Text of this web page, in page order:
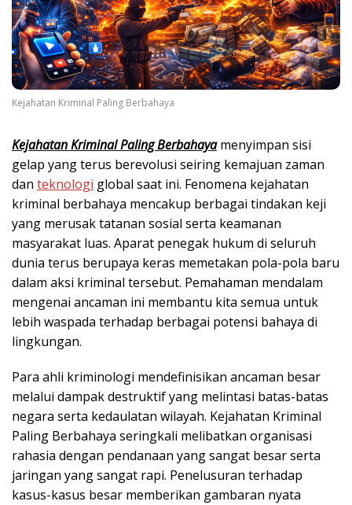
Kejahatan Kriminal Paling Berbahaya
Kejahatan Kriminal Paling Berbahayamenyimpan sisi
gelap yang terus berevolusi seiring kemajuan zaman
dan teknologi global saat ini. Fenomena kejahatan
kriminal berbahaya mencakup berbagai tindakan keji
yang merusak tatanan sosial serta keamanan
masyarakat luas. Aparat penegak hukum di seluruh
dunia terus berupaya keras memetakan pola-pola baru
dalam aksi kriminal tersebut. Pemahaman mendalam
mengenai ancaman ini membantu kita semua untuk
lebih waspada terhadap berbagai potensi bahaya di
lingkungan.
Para ahli kriminologi mendefinisikan ancaman besar
melalui dampak destruktif yang melintasi batas-batas
negara serta kedaulatan wilayah. Kejahatan Kriminal
Paling Berbahaya seringkali melibatkan organisasi
rahasia dengan pendanaan yang sangat besar serta
jaringan yang sangat rapi. Penelusuran terhadap
kasus-kasus besar memberikan gambaran nyata